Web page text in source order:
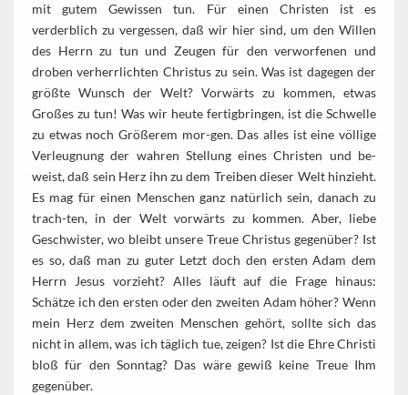
mit gutem Gewissen tun. Für einen Christen ist es
verderblich zu vergessen, daß wir hier sind, um den Willen
des Herrn zu tun und Zeugen für den verworfenen und
droben verherrlichten Christus zu sein. Was ist dagegen der
größte Wunsch der Welt? Vorwärts zu kommen, etwas
Großes zu tun! Was wir heute fertigbringen, ist die Schwelle
zu etwas noch Größerem mor-gen. Das alles ist eine völlige
Verleugnung der wahren Stellung eines Christen und be-
weist, daß sein Herz ihn zu dem Treiben dieser Welt hinzieht.
Es mag für einen Menschen ganz natürlich sein, danach zu
trach-ten, in der Welt vorwärts zu kommen. Aber, liebe
Geschwister, wo bleibt unsere Treue Christus gegenüber? Ist
es so, daß man zu guter Letzt doch den ersten Adam dem
Herrn Jesus vorzieht? Alles läuft auf die Frage hinaus:
Schätze ich den ersten oder den zweiten Adam höher? Wenn
mein Herz dem zweiten Menschen gehört, sollte sich das
nicht in allem, was ich täglich tue, zeigen? Ist die Ehre Christi
bloß für den Sonntag? Das wäre gewiß keine Treue Ihm
gegenüber.